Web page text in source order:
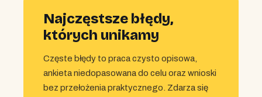
Najczęstsze błędy,
których unikamy
Częste błędy to praca czysto opisowa,
ankieta niedopasowana do celu oraz wnioski
bez przełożenia praktycznego. Zdarza się